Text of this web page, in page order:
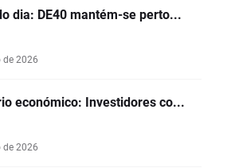
dia: DE40 mantém-se perto...
de 2026
económico: Investidores co...
de 2026